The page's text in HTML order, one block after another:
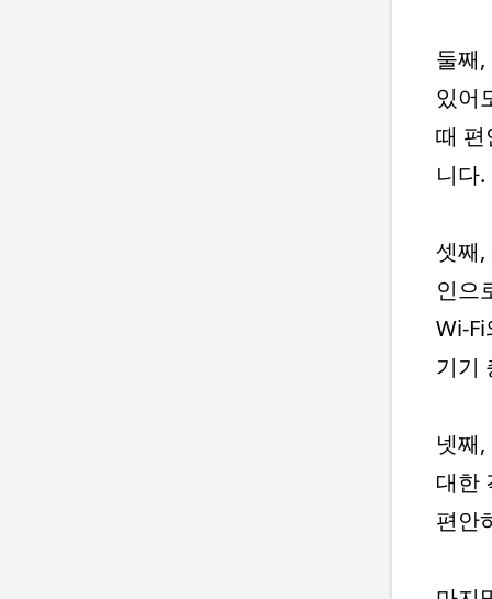
둘째
있어
때 편
니다.
셋째,
인으
Wi-
기기
넷째
대한
편안